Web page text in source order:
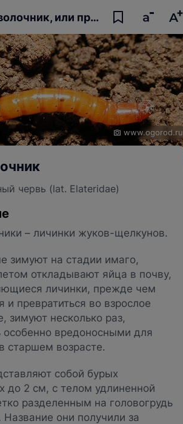
Проволочник, или проволочный червь
www.ogorod.ru
червь (lat. Elateridae)
– личинки жуков-щелкунов.
зимуют на стадии имаго,
откладывают яйца в почву,
личинки, прежде чем
и превратиться во взрослое
зимуют несколько раз,
особенно вредоносными для
старшем возрасте.
собой бурых
до 2 см, с телом удлиненной
разделенным на головогрудь
они получили за